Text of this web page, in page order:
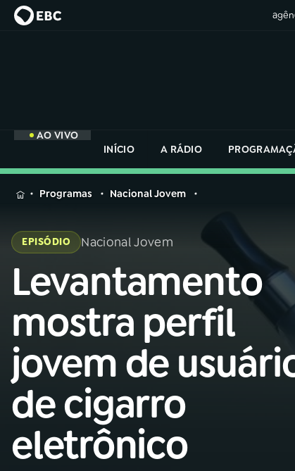
AO VIVO
INÍCIO
A RÁDIO
MENU
na
Rádio
Nacional
Buscar
01 INÍCIO
02A RÁDIO
03PROGRAMAÇÃO
na
Rádio
Programas Nacional Jovem
EPISÓDIO Nacional Jovem
Levantamento
mostra perfil
jovem de
de cigarro
eletrônico